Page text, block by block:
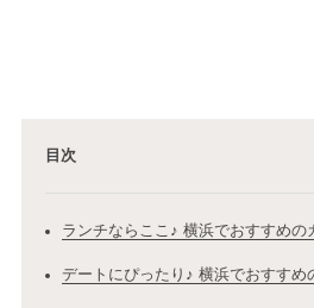
目次
ランチならここ♪ 横浜でおすすめの
デートにぴったり♪ 横浜でおすすめ